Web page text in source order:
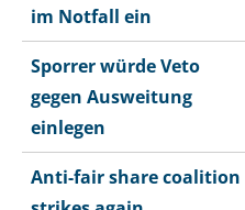
im Notfall ein
Sporrer würde Veto
gegen Ausweitung
einlegen
Anti-fair share coalition